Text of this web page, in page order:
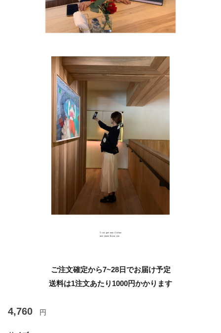
ご注文確定から7~28日でお届け予定
送料は1注文あたり 1000円かかります
4,760 円